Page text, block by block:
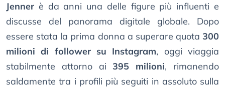
Jenner è da anni una delle figure più influenti e
discusse del panorama digitale globale. Dopo
essere stata la prima donna a superare quota 300
milioni di follower su Instagram, oggi viaggia
stabilmente attorno ai395 milioni, rimanendo
saldamente tra i profili più seguiti in assoluto sulla